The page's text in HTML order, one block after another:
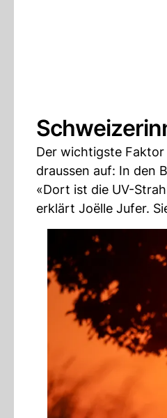
Der wichtigste
draussen auf: In den
«Dort ist die UV-
erklärt Joëlle Jufer.